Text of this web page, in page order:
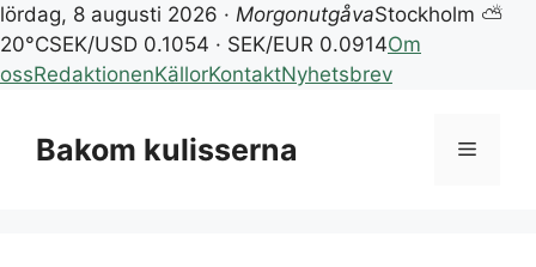
lördag, 8 augusti 2026 · MorgonutgåvaStockholm ⛅
20°CSEK/USD 0.1054 · SEK/EUR 0.0914Om
ossRedaktionenKällorKontaktNyhetsbrev
innehållBakom kulisserna Meny